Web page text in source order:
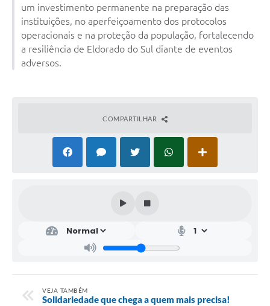
um investimento permanente na preparação das
instituições, no aperfeiçoamento dos protocolos
operacionais e na proteção da população, fortalecendo
a resiliência de Eldorado do Sul diante de eventos
adversos.
COMPARTILHAR
VEJA TAMBÉM
Solidariedade que chega a quem mais precisa!